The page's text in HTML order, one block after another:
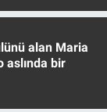
alan Maria
aslında bir